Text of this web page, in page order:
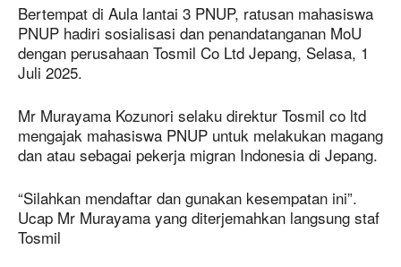
Bertempat di Aula lantai 3 PNUP, ratusan mahasiswa
PNUP hadiri sosialisasi dan penandatanganan MoU
dengan perusahaan Tosmil Co Ltd Jepang, Selasa, 1
Juli 2025.
Mr Murayama Kozunori selaku direktur Tosmil co ltd
mengajak mahasiswa PNUP untuk melakukan magang
dan atau sebagai pekerja migran Indonesia di Jepang.
“Silahkan mendaftar dan gunakan kesempatan ini”.
Ucap Mr Murayama yang diterjemahkan langsung staf
Tosmil